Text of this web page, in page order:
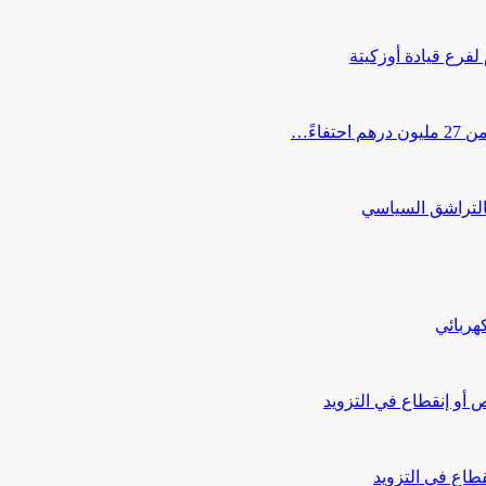
لفرع قيادة أوزكيتة
السياسي
إنقطاع في التزويد
في التزويد